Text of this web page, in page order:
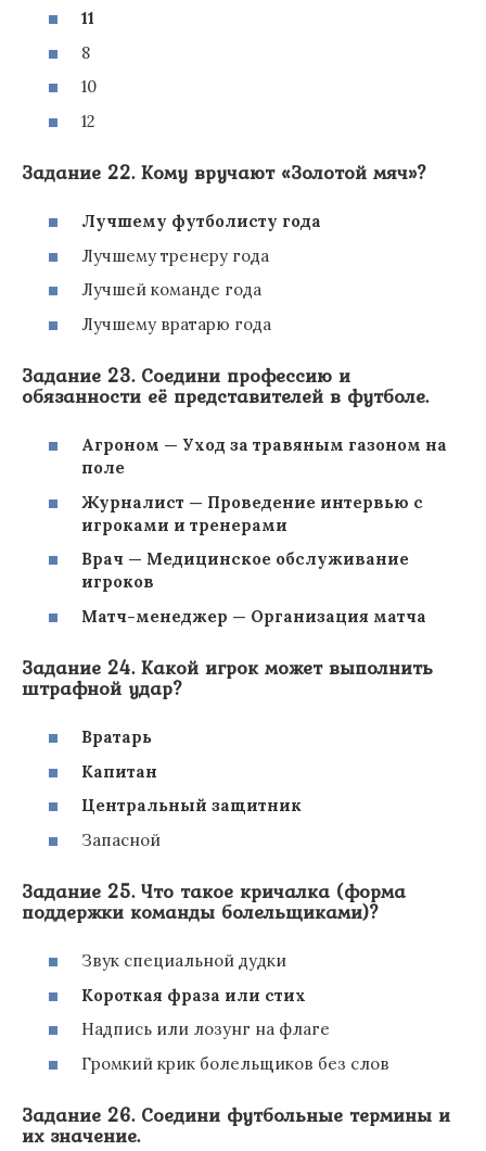
11
8
10
12
Задание 22. Кому вручают «Золотой мяч»?
Лучшему футболисту года
Лучшему тренеру года
Лучшей команде года
Лучшему вратарю года
Задание 23. Соедини профессию и
обязанности её представителей в футболе.
Агроном — Уход за травяным газоном на
поле
Журналист — Проведение интервью с
игроками и тренерами
Врач — Медицинское обслуживание
игроков
Матч-менеджер — Организация матча
Задание 24. Какой игрок может выполнить
штрафной удар?
Вратарь
Капитан
Центральный защитник
Запасной
Задание 25. Что такое кричалка (форма
поддержки команды болельщиками)?
Звук специальной дудки
Короткая фраза или стих
Надпись или лозунг на флаге
Громкий крик болельщиков без слов
Задание 26. Соедини футбольные термины и
их значение.